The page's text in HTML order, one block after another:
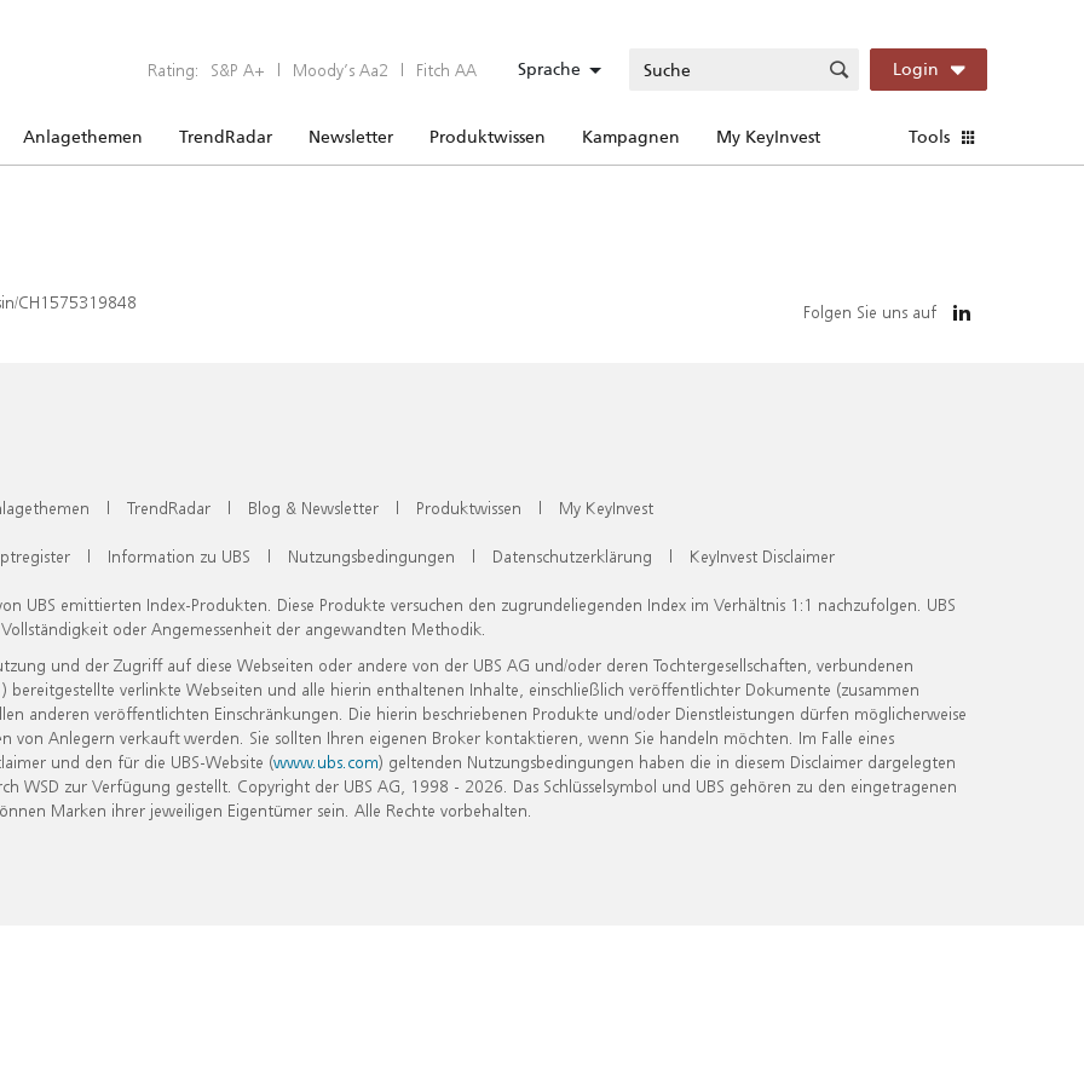
Rating: S&P A+ | Moody’s Aa2 | Fitch AA Sprache Login
Anlagethemen TrendRadar Newsletter Produktwissen Kampagnen My KeyInvest Tools
CH1575319848 Folgen Sie uns auf
| TrendRadar | Blog & Newsletter | Produktwissen | My KeyInvest
| Information zu UBS | Nutzungsbedingungen | Datenschutzerklärung | KeyInvest Disclaimer
UBS emittierten Index-Produkten. Diese Produkte versuchen den zugrundeliegenden Index im Verhältnis 1:1 nachzufolgen. UBS
oder Angemessenheit der angewandten Methodik.
und der Zugriff auf diese Webseiten oder andere von der UBS AG und/oder deren Tochtergesellschaften, verbundenen
verlinkte Webseiten und alle hierin enthaltenen Inhalte, einschließlich veröffentlichter Dokumente (zusammen
anderen veröffentlichten Einschränkungen. Die hierin beschriebenen Produkte und/oder Dienstleistungen dürfen möglicherweise
Anlegern verkauft werden. Sie sollten Ihren eigenen Broker kontaktieren, wenn Sie handeln möchten. Im Falle eines
und den für die UBS-Website (www.ubs.com) geltenden Nutzungsbedingungen haben die in diesem Disclaimer dargelegten
zur Verfügung gestellt. Copyright der UBS AG, 1998 - 2026. Das Schlüsselsymbol und UBS gehören zu den eingetragenen
Marken ihrer jeweiligen Eigentümer sein. Alle Rechte vorbehalten.